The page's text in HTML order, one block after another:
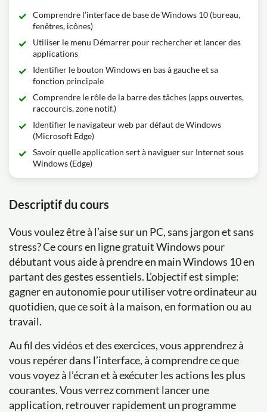
Comprendre l’interface de base de Windows 10 (bureau,
fenêtres, icônes)
Utiliser le menu Démarrer pour rechercher et lancer des
applications
Identifier le bouton Windows en bas à gauche et sa
fonction principale
Comprendre le rôle de la barre des tâches (apps ouvertes,
raccourcis, zone notif.)
Identifier le navigateur web par défaut de Windows
(Microsoft Edge)
Savoir quelle application sert à naviguer sur Internet sous
Windows (Edge)
Descriptif du cours
Vous voulez être à l’aise sur un PC, sans jargon et sans
stress? Ce cours en ligne gratuit Windows pour
débutant vous aide à prendre en main Windows 10 en
partant des gestes essentiels. L’objectif est simple:
gagner en autonomie pour utiliser votre ordinateur au
quotidien, que ce soit à la maison, en formation ou au
travail.
Au fil des vidéos et des exercices, vous apprendrez à
vous repérer dans l’interface, à comprendre ce que
vous voyez à l’écran et à exécuter les actions les plus
courantes. Vous verrez comment lancer une
application, retrouver rapidement un programme